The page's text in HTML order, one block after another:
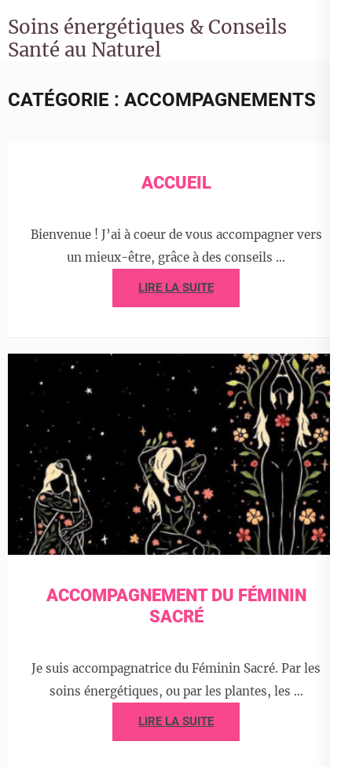
Soins énergétiques & Conseils
Santé au Naturel
CATÉGORIE : ACCOMPAGNEMENTS
ACCUEIL
Bienvenue ! J’ai à coeur de vous accompagner vers
un mieux-être, grâce à des conseils …
LIRE LA SUITE
ACCOMPAGNEMENT DU FÉMININ
SACRÉ
Je suis accompagnatrice du Féminin Sacré. Par les
soins énergétiques, ou par les plantes, les …
LIRE LA SUITE